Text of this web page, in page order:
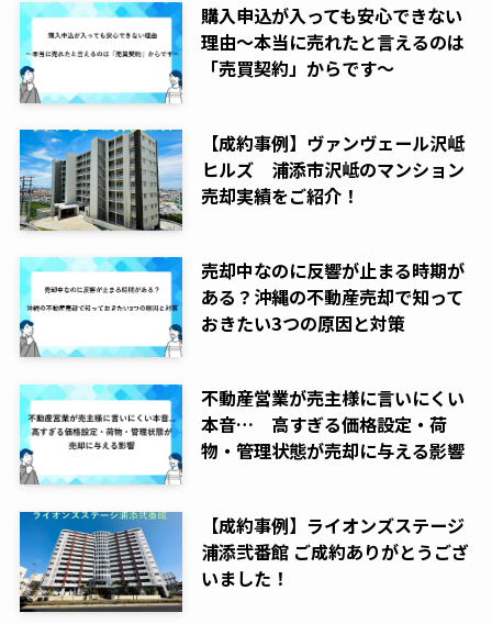
購入申込が入っても安心できない
理由～本当に売れたと言えるのは
「売買契約」からです～
【成約事例】ヴァンヴェール沢岻
ヒルズ 浦添市沢岻のマンション
売却実績をご紹介！
売却中なのに反響が止まる時期が
ある？沖縄の不動産売却で知って
おきたい3つの原因と対策
不動産営業が売主様に言いにくい
本音… 高すぎる価格設定・荷
物・管理状態が売却に与える影響
【成約事例】ライオンズステージ
浦添弐番館 ご成約ありがとうござ
いました！